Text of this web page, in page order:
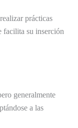
prácticas
facilita su inserción
generalmente
a las